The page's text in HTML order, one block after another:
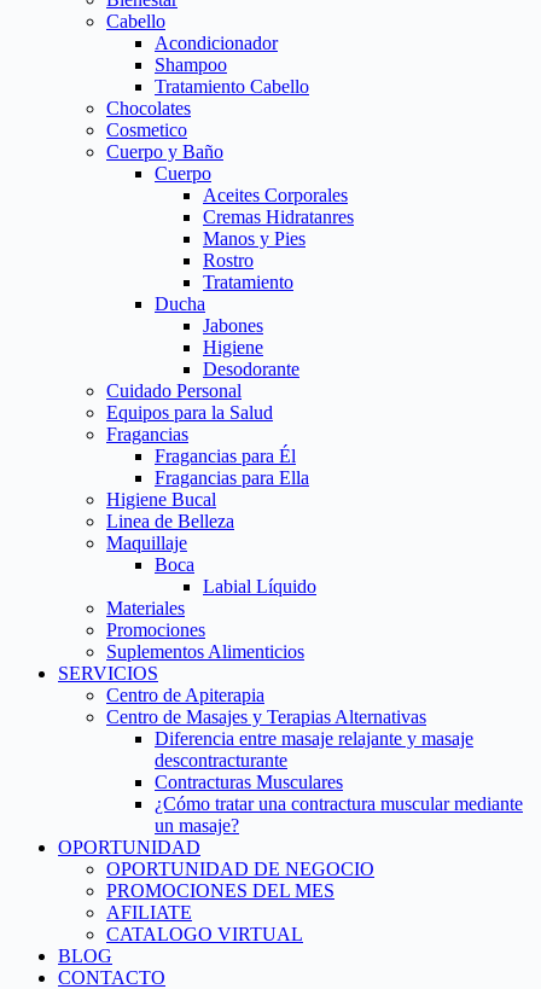
Cabello
Acondicionador
Shampoo
Tratamiento Cabello
Chocolates
Cosmetico
Cuerpo y Baño
Cuerpo
Aceites Corporales
Cremas Hidratanres
Manos y Pies
Rostro
Tratamiento
Ducha
Jabones
Higiene
Desodorante
Cuidado Personal
Equipos para la Salud
Fragancias
Fragancias para Él
Fragancias para Ella
Higiene Bucal
Linea de Belleza
Maquillaje
Boca
Labial Líquido
Materiales
Promociones
Suplementos Alimenticios
SERVICIOS
Centro de Apiterapia
Centro de Masajes y Terapias Alternativas
Diferencia entre masaje relajante y masaje
descontracturante
Contracturas Musculares
¿Cómo tratar una contractura muscular mediante
un masaje?
OPORTUNIDAD
OPORTUNIDAD DE NEGOCIO
PROMOCIONES DEL MES
AFILIATE
CATALOGO VIRTUAL
BLOG
CONTACTO